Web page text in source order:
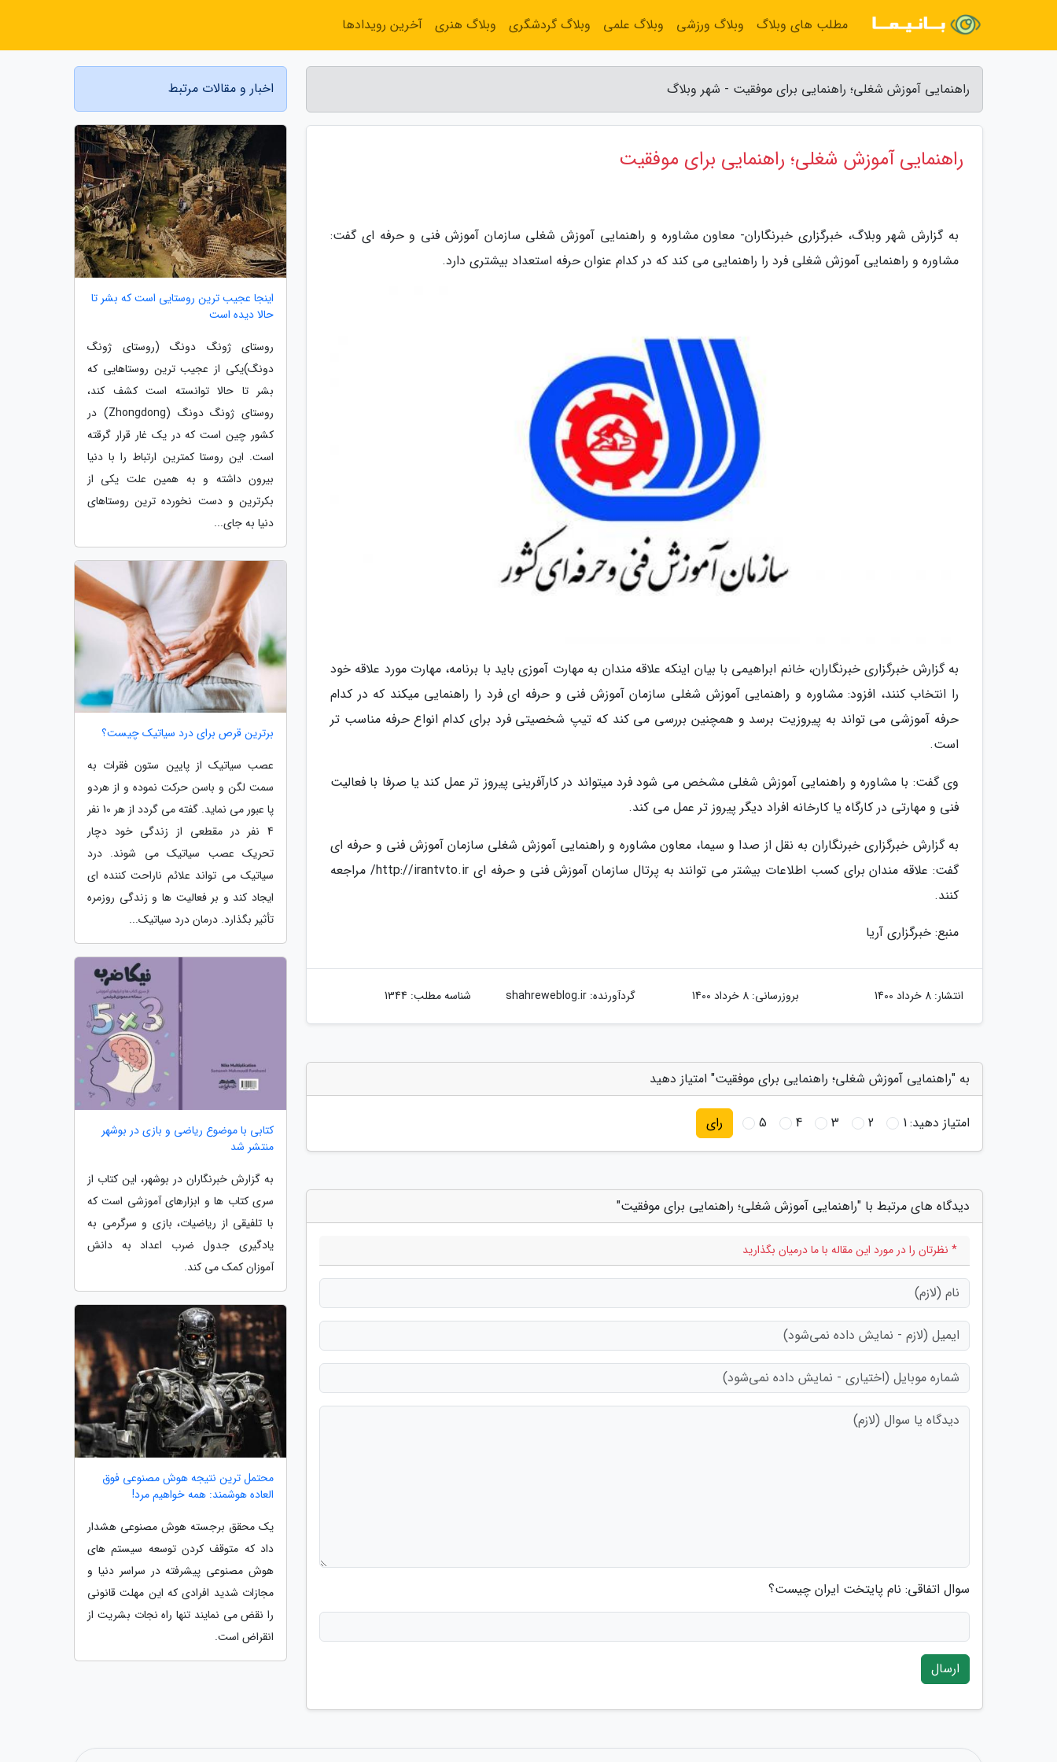
راهنمایی آموزش شغلی؛ راهنمایی برای موفقیت - شهر وبلاگ
راهنمایی آموزش شغلی؛ راهنمایی برای موفقیت
به گزارش شهر وبلاگ، خبرگزاری خبرنگاران- معاون مشاوره و راهنمایی آموزش شغلی سازمان آموزش فنی و حرفه ای گفت:
مشاوره و راهنمایی آموزش شغلی فرد را راهنمایی می کند که در کدام عنوان حرفه استعداد بیشتری دارد.
به گزارش خبرگزاری خبرنگاران، خانم ابراهیمی با بیان اینکه علاقه مندان به مهارت آموزی باید با برنامه، مهارت مورد علاقه خود
را انتخاب کنند، افزود: مشاوره و راهنمایی آموزش شغلی سازمان آموزش فنی و حرفه ای فرد را راهنمایی میکند که در کدام
حرفه آموزشی می تواند به پیروزیت برسد و همچنین بررسی می کند که تیپ شخصیتی فرد برای کدام انواع حرفه مناسب تر
است.
وی گفت: با مشاوره و راهنمایی آموزش شغلی مشخص می شود فرد میتواند در کارآفرینی پیروز تر عمل کند یا صرفا با فعالیت
فنی و مهارتی در کارگاه یا کارخانه افراد دیگر پیروز تر عمل می کند.
به گزارش خبرگزاری خبرنگاران به نقل از صدا و سیما، معاون مشاوره و راهنمایی آموزش شغلی سازمان آموزش فنی و حرفه ای
گفت: علاقه مندان برای کسب اطلاعات بیشتر می توانند به پرتال سازمان آموزش فنی و حرفه ای http://irantvto.ir/ مراجعه
کنند.
منبع: خبرگزاری آریا
انتشار: 8 خرداد 1400 بروزرسانی: 8 خرداد 1400 گردآورنده:shahreweblog.ir شناسه مطلب: 1344
به "راهنمایی آموزش شغلی؛ راهنمایی برای موفقیت" امتیاز دهید
امتیاز دهید:1
2
3
4
5 رای
دیدگاه های مرتبط با "راهنمایی آموزش شغلی؛ راهنمایی برای موفقیت"
* نظرتان را در مورد این مقاله با ما درمیان بگذارید
سوال اتفاقی: نام پایتخت ایران چیست؟
ارسال
اخبار و مقالات مرتبط
اینجا عجیب ترین روستایی است که بشر تا
حالا دیده است
روستای ژونگ دونگ (روستای ژونگ
دونگ)یکی از عجیب ترین روستاهایی که
بشر تا حالا توانسته است کشف کند،
روستای ژونگ دونگ (Zhongdong) در
کشور چین است که در یک غار قرار گرقته
است. این روستا کمترین ارتباط را با دنیا
بیرون داشته و به همین علت یکی از
بکرترین و دست نخورده ترین روستاهای
دنیا به جای...
برترین قرص برای درد سیاتیک چیست؟
عصب سیاتیک از پایین ستون فقرات به
سمت لگن و باسن حرکت نموده و از هردو
پا عبور می نماید. گفته می گردد از هر 10 نفر
4 نفر در مقطعی از زندگی خود دچار
تحریک عصب سیاتیک می شوند. درد
سیاتیک می تواند علائم ناراحت کننده ای
ایجاد کند و بر فعالیت ها و زندگی روزمره
تأثیر بگذارد. درمان درد سیاتیک...
کتابی با موضوع ریاضی و بازی در بوشهر
منتشر شد
به گزارش خبرنگاران در بوشهر، این کتاب از
سری کتاب ها و ابزارهای آموزشی است که
با تلفیقی از ریاضیات، بازی و سرگرمی به
یادگیری جدول ضرب اعداد به دانش
آموزان کمک می کند.
محتمل ترین نتیجه هوش مصنوعی فوق
العاده هوشمند: همه خواهیم مرد!
یک محقق برجسته هوش مصنوعی هشدار
داد که متوقف کردن توسعه سیستم های
هوش مصنوعی پیشرفته در سراسر دنیا و
مجازات شدید افرادی که این مهلت قانونی
را نقض می نمایند تنها راه نجات بشریت از
انقراض است.
مطلب های وبلاگ وبلاگ ورزشی وبلاگ علمی وبلاگ گردشگری وبلاگ هنری آخرین رویدادها